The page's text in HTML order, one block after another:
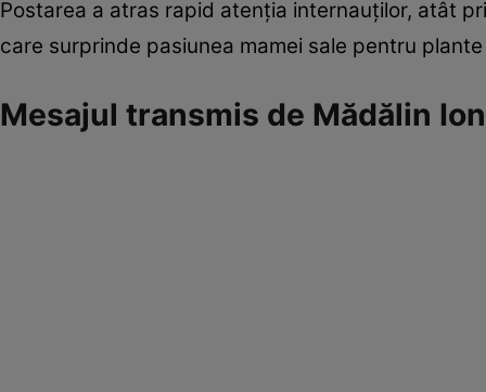
Postarea a atras rapid atenția internauților, atât
care surprinde pasiunea mamei sale pentru
Mesajul transmis de Mădălin